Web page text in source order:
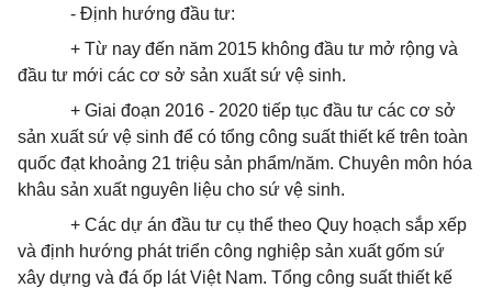
- Định hướng đầu tư:
+ Từ nay đến năm 2015 không đầu tư mở rộng và
đầu tư mới các cơ sở sản xuất sứ vệ sinh.
+ Giai đoạn 2016 - 2020 tiếp tục đầu tư các cơ sở
sản xuất sứ vệ sinh để có tổng công suất thiết kế trên toàn
quốc đạt khoảng 21 triệu sản phẩm/năm. Chuyên môn hóa
khâu sản xuất nguyên liệu cho sứ vệ sinh.
+ Các dự án đầu tư cụ thể theo Quy hoạch sắp xếp
và định hướng phát triển công nghiệp sản xuất gốm sứ
xây dựng và đá ốp lát Việt Nam. Tổng công suất thiết kế